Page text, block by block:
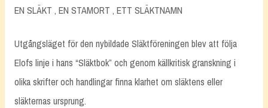
EN SLÄKT , EN STAMORT , ETT SLÄKTNAMN
Utgångsläget för den nybildade Släktföreningen blev att följa
Elofs linje i hans “Släktbok” och genom källkritisk granskning i
olika skrifter och handlingar finna klarhet om släktens eller
släkternas ursprung.